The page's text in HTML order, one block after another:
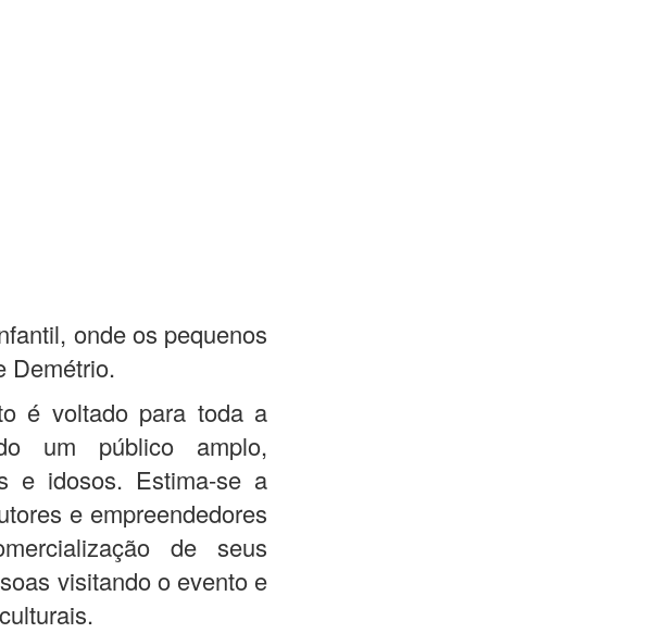
onde os pequenos
Demétrio.
é voltado para toda a
um público amplo,
e idosos. Estima-se a
e empreendedores
de seus
visitando o evento e